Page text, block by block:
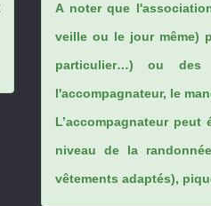
A noter que
veille ou le jour même)
particulier…) ou des
l'accompagnateur, le
L’accompagnateur
niveau de la
vêtements adaptés),